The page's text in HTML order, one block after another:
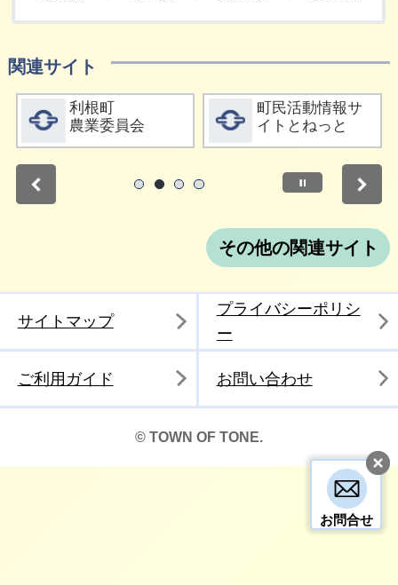
お問合せ
関連サイト
詳細をみる
利根町
農業委員会
詳細をみる
町民活動情報サ
イトとねっと
停止
その他の関連サイト
サイトマップ
プライバシーポリシ
ー
ご利用ガイド お問い合わせ
© TOWN OF TONE.